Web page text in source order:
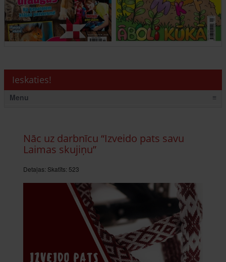
Ieskaties!
Menu ≡
Nāc uz darbnīcu “Izveido pats savu
Laimas skujiņu”
Detaļas: Skatīts: 523